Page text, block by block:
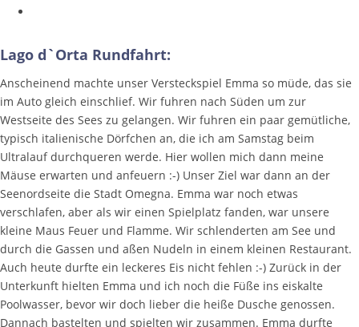
Lago d`Orta Rundfahrt:
Anscheinend machte unser Versteckspiel Emma so müde, das sie
im Auto gleich einschlief. Wir fuhren nach Süden um zur
Westseite des Sees zu gelangen. Wir fuhren ein paar gemütliche,
typisch italienische Dörfchen an, die ich am Samstag beim
Ultralauf durchqueren werde. Hier wollen mich dann meine
Mäuse erwarten und anfeuern :-) Unser Ziel war dann an der
Seenordseite die Stadt Omegna. Emma war noch etwas
verschlafen, aber als wir einen Spielplatz fanden, war unsere
kleine Maus Feuer und Flamme. Wir schlenderten am See und
durch die Gassen und aßen Nudeln in einem kleinen Restaurant.
Auch heute durfte ein leckeres Eis nicht fehlen :-) Zurück in der
Unterkunft hielten Emma und ich noch die Füße ins eiskalte
Poolwasser, bevor wir doch lieber die heiße Dusche genossen.
Dannach bastelten und spielten wir zusammen. Emma durfte